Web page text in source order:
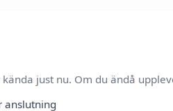
just nu. Om du ändå
anslutning